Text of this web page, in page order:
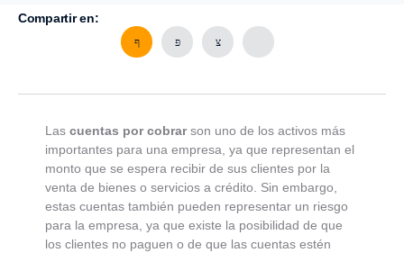
Compartir en:
Las cuentas por cobrarson uno de los activos más
importantes para una empresa, ya que representan el
monto que se espera recibir de sus clientes por la
venta de bienes o servicios a crédito. Sin embargo,
estas cuentas también pueden representar un riesgo
para la empresa, ya que existe la posibilidad de que
los clientes no paguen o de que las cuentas estén